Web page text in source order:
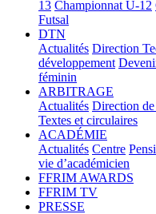
13 Championnat U-12
Futsal
DTN
Actualités Direction
développement
féminin
ARBITRAGE
Actualités Direction
Textes et circulaires
ACADÉMIE
Actualités Centre
vie d’académicien
FFRIM AWARDS
FFRIM TV
PRESSE